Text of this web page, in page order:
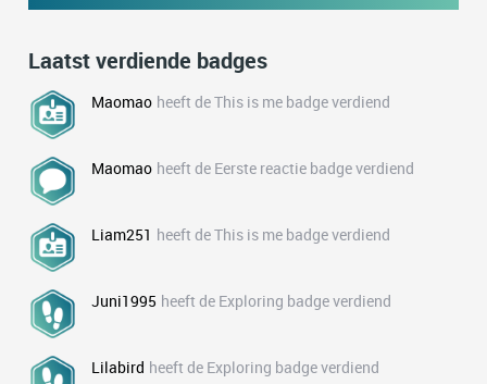
Laatst verdiende badges
Maomao heeft de This is me badge verdiend
Maomao heeft de Eerste reactie badge verdiend
Liam251 heeft de This is me badge verdiend
Juni1995 heeft de Exploring badge verdiend
Lilabird heeft de Exploring badge verdiend